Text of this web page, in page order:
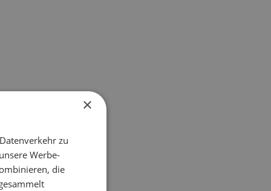
×
zu
Werbe-
die